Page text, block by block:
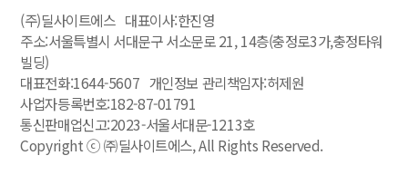
질
문
이
벤
트
❯
(주)딜사이트에스 대표이사:한진영
주소:서울특별시 서대문구 서소문로 21, 14층(충정로3가,충정타워
빌딩)
대표전화:1644-5607 개인정보 관리책임자:허제원
사업자등록번호:182-87-01791
통신판매업신고:2023-서울서대문-1213호
Copyright ⓒ ㈜딜사이트에스, All Rights Reserved.